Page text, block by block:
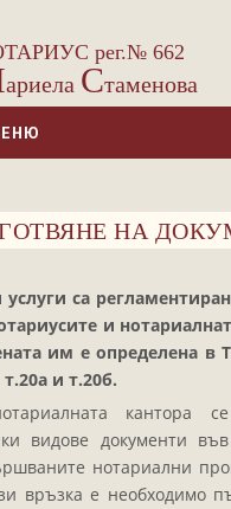
рег.№ 662
ариела Стаменова
НАС
Сделки с недвижими имоти
Сделки с МПС
Ипотеки
Удостоверявания
Констативни протоколи
НА
услуги са
и
им е определена в
т.20а и т.20б.
кантора се
видове документи
нотариални
връзка е необходимо